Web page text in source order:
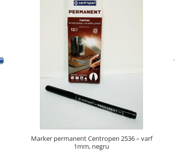
Marker permanent Centropen 2536 – varf
1mm, negru